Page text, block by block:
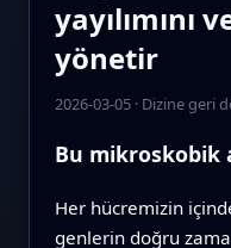
yayılımını
yönetir
2026-03-05· Dizine geri
Bu mikroskobik
Her hücremizin
genlerin doğru